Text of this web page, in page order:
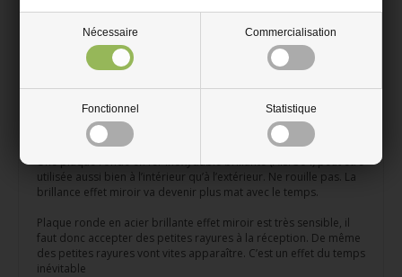
Nécessaire Commercialisation
Fonctionnel Statistique
Peut être découper avec une meuleuse
Poids: Une plaque de1000 x 1000 x 1mm pèse8 kg. Ce qui veut
dire 1cm3 pèse 0,008 kg.
Plaque en acier inoxydable brillante effet miroir AISI 304 est
de sport, chambres d’enfant ou autres endroits où il y a besoin
de matériel qui ne peut pas être casser.
Une plaque ronde en fer inoxydable brillante (AISI 304) peut être
utilisée aussi bien à l’intérieur qu’à l’extérieur. Ne rouille pas. La
brillance effet miroir va devenir plus mat avec le temps.
Plaque ronde en acier brillante effet miroir est très sensible, il
faut donc accepter des petites rayures à la réception. De même
des petites rayures vont vites apparaître. C’est un effet du temps
inévitable